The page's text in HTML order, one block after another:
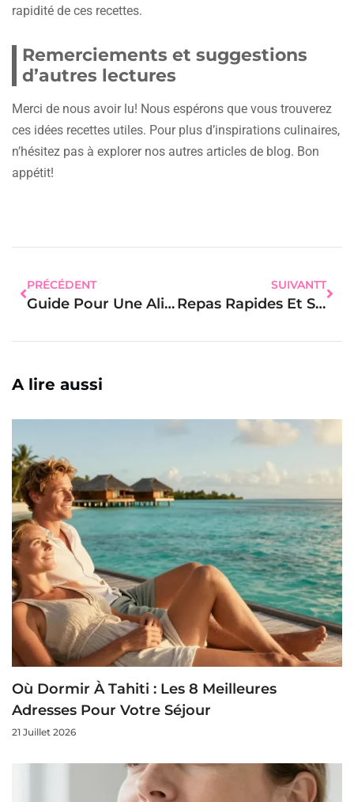
rapidité de ces recettes.
Remerciements et suggestions
d’autres lectures
Merci de nous avoir lu! Nous espérons que vous trouverez
ces idées recettes utiles. Pour plus d’inspirations culinaires,
n’hésitez pas à explorer nos autres articles de blog. Bon
appétit!
PRÉCÉDENT
Guide Pour Une Alimentation Équilibrée : Conseils Pratiques Pour Les Femmes
SUIVANTT
Repas Rapides Et Sains : Guide Pratique Pour Les Femmes Actives
A lire aussi
Où Dormir À Tahiti : Les 8 Meilleures
Adresses Pour Votre Séjour
21 Juillet 2026